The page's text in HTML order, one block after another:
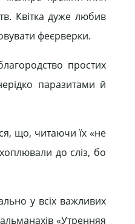
Квітка дуже любив
феєрверки.
простих
паразитами й
що, читаючи їх «не
до сліз, бо
у всіх важливих
«Утренняя